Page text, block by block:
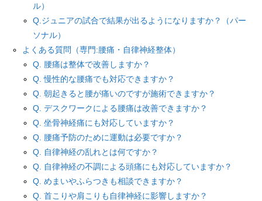
ル）
Q.ジュニアの試合で結果が出るようになりますか？（パー
ソナル）
よくある質問（専門:腰痛・自律神経整体）
Q. 腰痛は整体で改善しますか？
Q. 慢性的な腰痛でも対応できますか？
Q. 朝起きると腰が痛いのですが施術できますか？
Q. デスクワークによる腰痛は改善できますか？
Q. 坐骨神経痛にも対応していますか？
Q. 腰痛予防のために運動は必要ですか？
Q. 自律神経の乱れとは何ですか？
Q. 自律神経の不調による頭痛にも対応していますか？
Q. めまいやふらつきも相談できますか？
Q. 首こりや肩こりも自律神経に影響しますか？